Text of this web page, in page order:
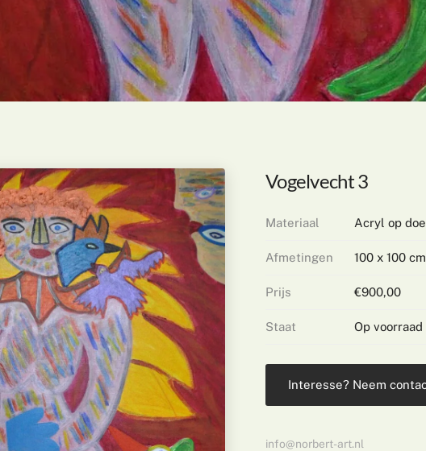
Vogelvecht 3
Materiaal Acryl op
Afmetingen 100 x 100 cm
Prijs €900,00
Staat Op voorraad
Interesse? Neem
info@norbert-art.nl